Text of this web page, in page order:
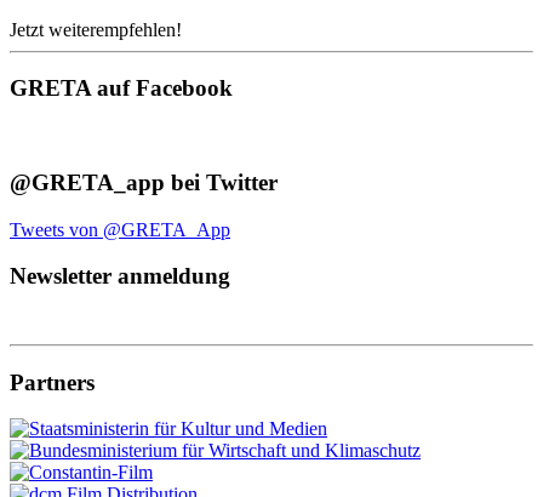
Jetzt weiterempfehlen!
GRETA auf Facebook
@GRETA_app bei Twitter
Tweets von @GRETA_App
Newsletter anmeldung
Partners